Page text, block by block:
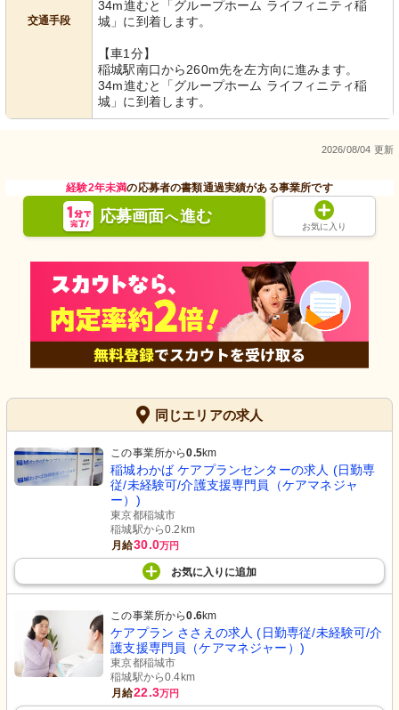
交通手段
34m進むと「グループホーム ライフィニティ稲
城」に到着します。
【車1分】
稲城駅南口から260m先を左方向に進みます。
34m進むと「グループホーム ライフィニティ稲
城」に到着します。
2026/08/04 更新
経験2年未満の応募者の書類通過実績がある事業所です
応募画面へ進む
お気に入り
同じエリアの求人
この事業所から0.5km
稲城わかば ケアプランセンターの求人 (日勤専
従/未経験可/介護支援専門員（ケアマネジャ
ー）)
東京都稲城市
稲城駅から0.2km
月給30.0万円
お気に入り に追加
この事業所から0.6km
ケアプラン ささえの求人 (日勤専従/未経験可/介
護支援専門員（ケアマネジャー）)
東京都稲城市
稲城駅から0.4km
月給22.3万円